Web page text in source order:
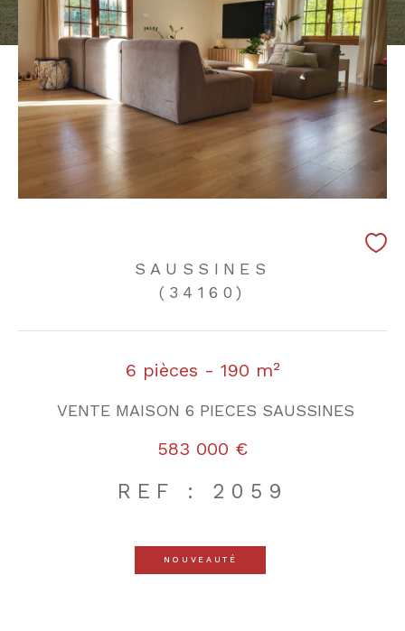
SAUSSINES
(34160)
6 pièces - 190 m²
VENTE MAISON 6 PIECES SAUSSINES
583 000 €
REF : 2059
NOUVEAUTÉ